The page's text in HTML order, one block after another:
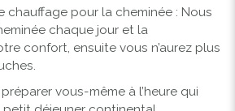
chauffage pour la cheminée : Nous
chaque jour et la
confort, ensuite vous n’aurez plus
vous-même à l’heure qui